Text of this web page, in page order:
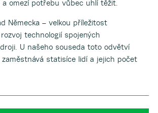
omezí potřebu vůbec uhlí těžit.
Německa – velkou příležitost
technologií spojených
U našeho souseda toto odvětví
statisíce lidí a jejich počet